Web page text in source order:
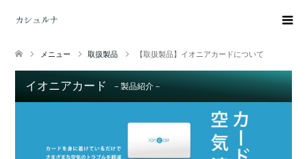
メニュー 取扱製品 【取扱製品】イオニアカードについて
イオニアカード －製品紹介－